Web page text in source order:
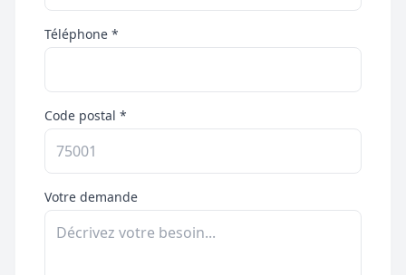
Téléphone *
Code postal *
Votre demande